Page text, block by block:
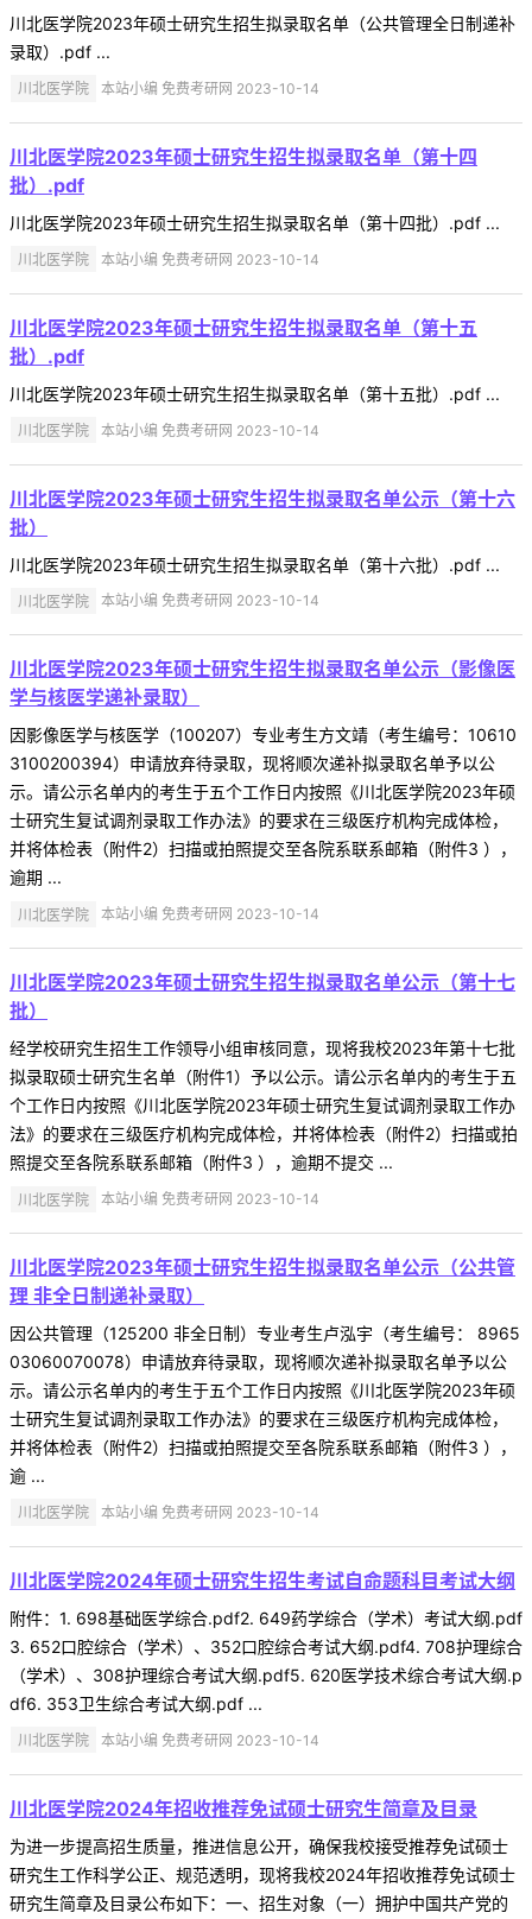
川北医学院2023年硕士研究生招生拟录取名单（公共管理全日制递补
录取）.pdf ...
川北医学院 本站小编 免费考研网 2023-10-14
川北医学院2023年硕士研究生招生拟录取名单（第十四
批）.pdf
川北医学院2023年硕士研究生招生拟录取名单（第十四批）.pdf ...
川北医学院 本站小编 免费考研网 2023-10-14
川北医学院2023年硕士研究生招生拟录取名单（第十五
批）.pdf
川北医学院2023年硕士研究生招生拟录取名单（第十五批）.pdf ...
川北医学院 本站小编 免费考研网 2023-10-14
川北医学院2023年硕士研究生招生拟录取名单公示（第十六
批）
川北医学院2023年硕士研究生招生拟录取名单（第十六批）.pdf ...
川北医学院 本站小编 免费考研网 2023-10-14
川北医学院2023年硕士研究生招生拟录取名单公示（影像医
学与核医学递补录取）
因影像医学与核医学（100207）专业考生方文靖（考生编号：10610
3100200394）申请放弃待录取，现将顺次递补拟录取名单予以公
示。请公示名单内的考生于五个工作日内按照《川北医学院2023年硕
士研究生复试调剂录取工作办法》的要求在三级医疗机构完成体检，
并将体检表（附件2）扫描或拍照提交至各院系联系邮箱（附件3 ），
逾期 ...
川北医学院 本站小编 免费考研网 2023-10-14
川北医学院2023年硕士研究生招生拟录取名单公示（第十七
批）
经学校研究生招生工作领导小组审核同意，现将我校2023年第十七批
拟录取硕士研究生名单（附件1）予以公示。请公示名单内的考生于五
个工作日内按照《川北医学院2023年硕士研究生复试调剂录取工作办
法》的要求在三级医疗机构完成体检，并将体检表（附件2）扫描或拍
照提交至各院系联系邮箱（附件3 ），逾期不提交 ...
川北医学院 本站小编 免费考研网 2023-10-14
川北医学院2023年硕士研究生招生拟录取名单公示（公共管
理 非全日制递补录取）
因公共管理（125200 非全日制）专业考生卢泓宇（考生编号： 8965
03060070078）申请放弃待录取，现将顺次递补拟录取名单予以公
示。请公示名单内的考生于五个工作日内按照《川北医学院2023年硕
士研究生复试调剂录取工作办法》的要求在三级医疗机构完成体检，
并将体检表（附件2）扫描或拍照提交至各院系联系邮箱（附件3 ），
逾 ...
川北医学院 本站小编 免费考研网 2023-10-14
川北医学院2024年硕士研究生招生考试自命题科目考试大纲
附件：1. 698基础医学综合.pdf2. 649药学综合（学术）考试大纲.pdf
3. 652口腔综合（学术）、352口腔综合考试大纲.pdf4. 708护理综合
（学术）、308护理综合考试大纲.pdf5. 620医学技术综合考试大纲.p
df6. 353卫生综合考试大纲.pdf ...
川北医学院 本站小编 免费考研网 2023-10-14
川北医学院2024年招收推荐免试硕士研究生简章及目录
为进一步提高招生质量，推进信息公开，确保我校接受推荐免试硕士
研究生工作科学公正、规范透明，现将我校2024年招收推荐免试硕士
研究生简章及目录公布如下：一、招生对象（一）拥护中国共产党的